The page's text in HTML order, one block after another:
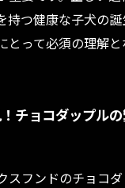
持つ健康な子犬の
とって必須の理解と
チョコダップル
スフンドのチョコ